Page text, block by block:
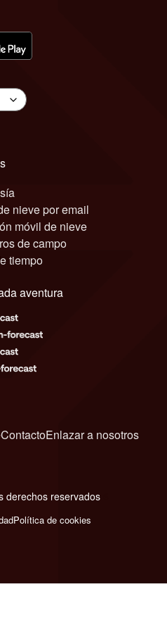
nieve por email
móvil de nieve
de campo
tiempo
aventura
ContactoEnlazar a nosotros
derechos reservados
Política de cookies